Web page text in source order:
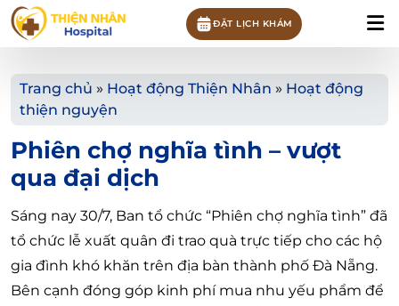
ĐẶT LỊCH KHÁM
Trang chủ » Hoạt động Thiện Nhân » Hoạt động
thiện nguyện
Phiên chợ nghĩa tình – vượt
qua đại dịch
Sáng nay 30/7, Ban tổ chức “Phiên chợ nghĩa tình” đã
tổ chức lễ xuất quân đi trao quà trực tiếp cho các hộ
gia đình khó khăn trên địa bàn thành phố Đà Nẵng.
Bên cạnh đóng góp kinh phí mua nhu yếu phẩm để